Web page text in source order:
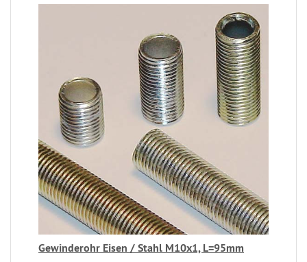
Gewinderohr Eisen / Stahl M10x1, L=95mm